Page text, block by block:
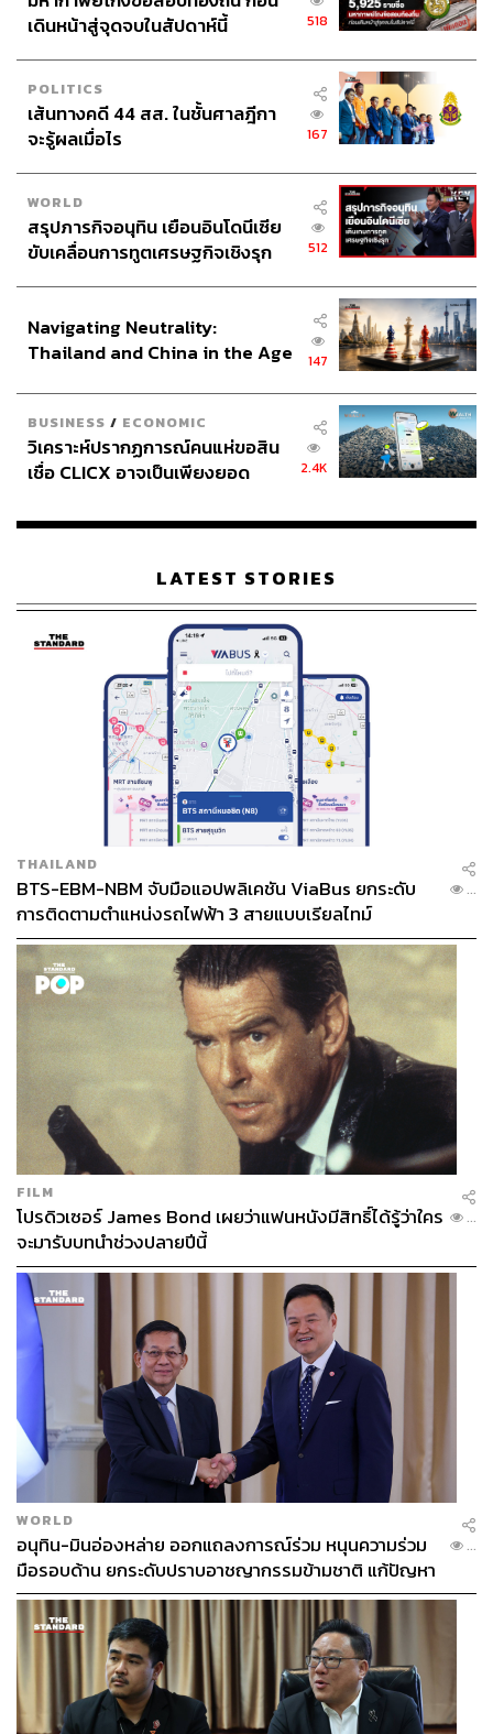
นายกรัฐมนตรี Grab
อนุทิน ชาญวีรกูล
ชมพู่-อารยา เอ ฮาร์เก็ต
Robinhood
Shopee Food
น้องเกล-แอบิเกล รังษีสิงห์พิพัฒน์
ไทยช่วยไทย
ไทยช่วยไทย พลัส
LINE MAN เศรษฐกิจไทย
189
ABOUT THE AUTHOR
THE STANDARD TEAM
กองบรรณาธิการ THE STANDARD
ABOUT THE PHOTOGRAPHER
ฐานิส สุดโต
บรรณาธิการภาพ ประจำสำนักข่าว THE
เดินหน้าสู่จุดจบในสัปดาห์นี้
518
POLITICS
เส้นทางคดี 44 สส. ในชั้นศาลฎีกา
จะรู้ผลเมื่อไร
167
WORLD
สรุปภารกิจอนุทิน เยือนอินโดนีเซีย
ขับเคลื่อนการทูตเศรษฐกิจเชิงรุก
512
Navigating Neutrality:
Thailand and China in the Age
147
BUSINESS / ECONOMIC
วิเคราะห์ปรากฏการณ์คนแห่ขอสิน
เชื่อ CLICX อาจเป็นเพียงยอด
เรือนไทยที่ถูกซุกไว้
2.4K
LATEST STORIES
THAILAND
BTS-EBM-NBM จับมือแอปพลิเคชัน ViaBus ยกระดับ
การติดตามตำแหน่งรถไฟฟ้า 3 สายแบบเรียลไทม์
...
FILM
โปรดิวเซอร์ James Bond เผยว่าแฟนหนังมีสิทธิ์ได้รู้ว่าใคร
จะมารับบทนำช่วงปลายปีนี้
...
WORLD
อนุทิน-มินอ่องหล่าย ออกแถลงการณ์ร่วม หนุนความร่วม
มือรอบด้าน ยกระดับปราบอาชญากรรมข้ามชาติ แก้ปัญหา
หมอกควัน-มลพิษทางน้ำ
...